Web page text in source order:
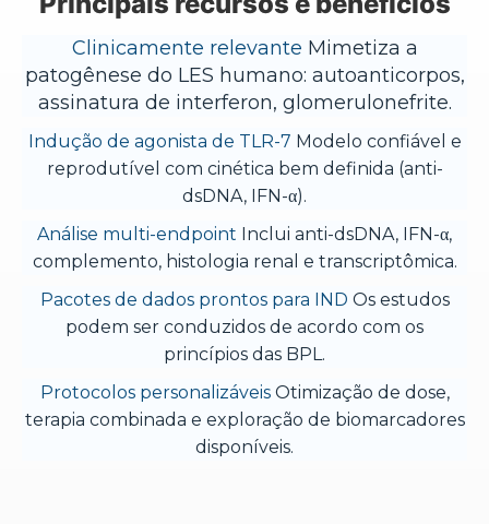
Clinicamente relevante Mimetiza a
patogênese do LES humano: autoanticorpos,
assinatura de interferon, glomerulonefrite.
Indução de agonista de TLR-7 Modelo confiável e
reprodutível com cinética bem definida (anti-
dsDNA, IFN-α).
Análise multi-endpoint Inclui anti-dsDNA, IFN-α,
complemento, histologia renal e transcriptômica.
Pacotes de dados prontos para IND Os estudos
podem ser conduzidos de acordo com os
princípios das BPL.
Protocolos personalizáveis ​​Otimização de dose,
terapia combinada e exploração de biomarcadores
disponíveis.